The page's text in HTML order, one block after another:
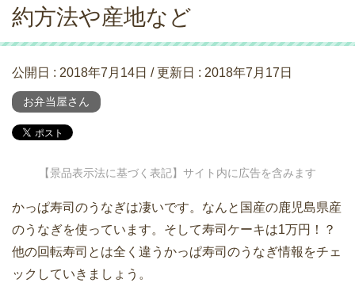
約方法や産地など
公開日 : 2018年7月14日 / 更新日 : 2018年7月17日
お弁当屋さん
【景品表示法に基づく表記】サイト内に広告を含みます
かっぱ寿司のうなぎは凄いです。なんと国産の鹿児島県産
のうなぎを使っています。そして寿司ケーキは1万円！？
他の回転寿司とは全く違うかっぱ寿司のうなぎ情報をチェ
ックしていきましょう。